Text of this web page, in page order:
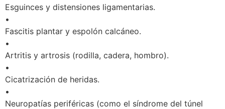
Esguinces y distensiones ligamentarias.
•
Fascitis plantar y espolón calcáneo.
•
Artritis y artrosis (rodilla, cadera, hombro).
•
Cicatrización de heridas.
•
Neuropatías periféricas (como el síndrome del túnel